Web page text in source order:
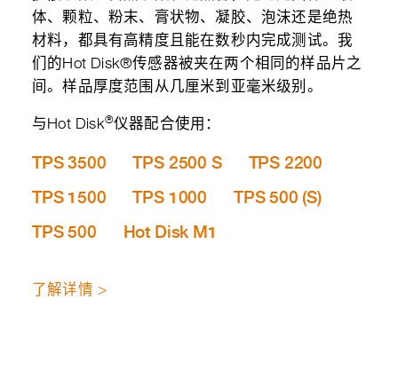
体、颗粒、粉末、膏状物、凝胶、泡沫还是绝热
材料，都具有高精度且能在数秒内完成测试。我
们的Hot Disk®传感器被夹在两个相同的样品片之
间。样品厚度范围从几厘米到亚毫米级别。
与Hot Disk®仪器配合使用：
TPS 3500 TPS 2500 S
TPS 2200
TPS 1500
TPS 1000
TPS 500 (S)
TPS 500
Hot Disk M1
了解详情 >